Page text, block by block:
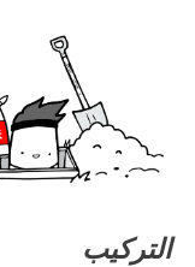
التركيب